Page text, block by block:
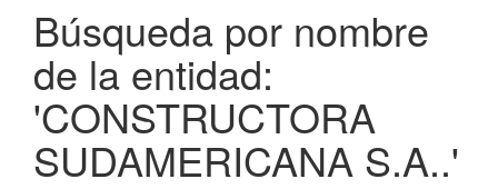
Búsqueda por nombre
de la entidad:
'CONSTRUCTORA
SUDAMERICANA S.A..'